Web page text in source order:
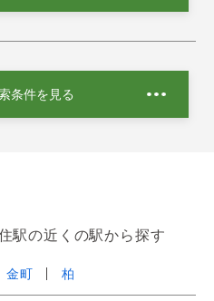
条件を見る
駅の近くの駅から探す
金町 柏